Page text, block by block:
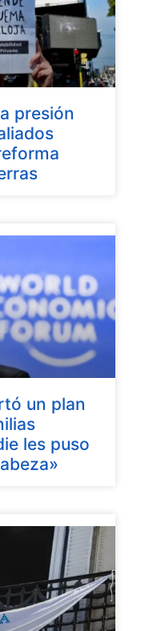
presión
un plan
les puso